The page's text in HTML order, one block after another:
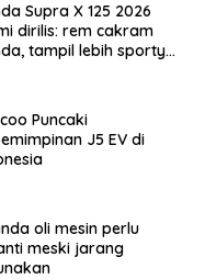
Supra X 125 2026
dirilis: rem cakram
tampil lebih sporty
Puncaki
J5 EV di
oli mesin perlu
meski jarang